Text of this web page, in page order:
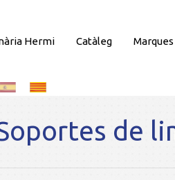
Hermi Catàleg Marques
de